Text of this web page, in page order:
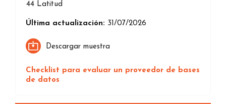
44 Latitud
Última actualización: 31/07/2026
Descargar muestra
Checklist para evaluar un proveedor de bases
de datos